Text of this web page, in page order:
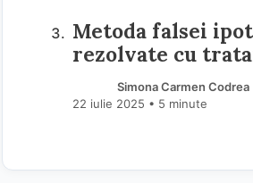
Metoda falsei
rezolvate cu
Simona Carmen Codrea
22 iulie 2025 • 5 minute